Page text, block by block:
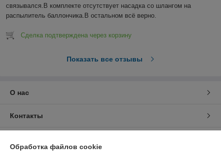
связывался.В комплекте отсутствует насадка со шлангом на
распылитель баллончика.В остальном всё верно.
Сделка подтверждена через корзину
Показать все отзывы
О нас
Контакты
Обработка файлов cookie